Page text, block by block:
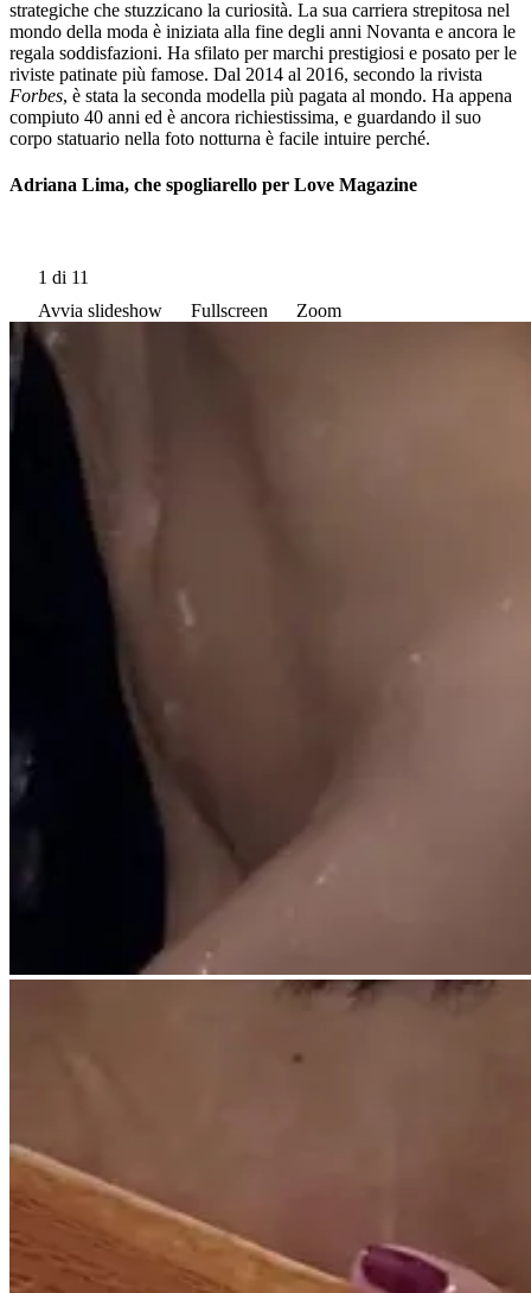
strategiche che stuzzicano la curiosità. La sua carriera strepitosa nel
mondo della moda è iniziata alla fine degli anni Novanta e ancora le
regala soddisfazioni. Ha sfilato per marchi prestigiosi e posato per le
riviste patinate più famose. Dal 2014 al 2016, secondo la rivista
Forbes, è stata la seconda modella più pagata al mondo. Ha appena
compiuto 40 anni ed è ancora richiestissima, e guardando il suo
corpo statuario nella foto notturna è facile intuire perché.
Adriana Lima, che spogliarello per Love Magazine
1 di 11
Avvia slideshow
Fullscreen Zoom